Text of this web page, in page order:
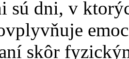
sú dni, v
skôr